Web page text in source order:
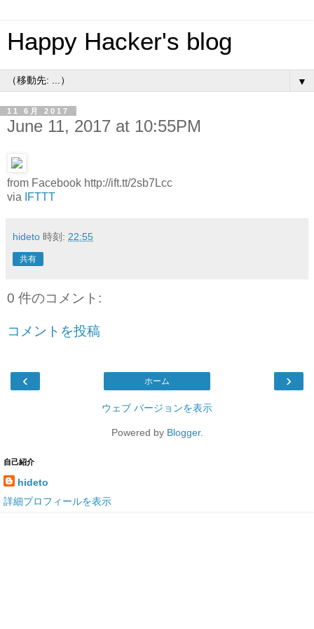
Happy Hacker's blog
▼
11 6月 2017
June 11, 2017 at 10:55PM
from Facebook http://ift.tt/2sb7Lcc
via
IFTTT
hideto 時刻: 22:55
共有
0 件のコメント:
コメントを投稿
‹ ›
ホーム
ウェブ バージョンを表示
Powered by Blogger.
自己紹介
hideto
詳細プロフィールを表示